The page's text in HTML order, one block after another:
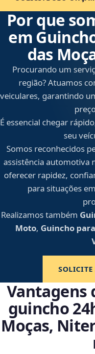
Por que
em
das
Procurando um
região? Atuamos
veiculares, garantindo
É essencial chegar
seu
Somos reconhecidos
assistência automotiva
oferecer rapidez,
para situações
Realizamos também
Moto, Guincho
SOLICITE
Vantagens
guincho
Moças,